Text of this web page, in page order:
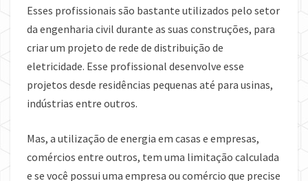
Esses profissionais são bastante utilizados pelo setor
da engenharia civil durante as suas construções, para
criar um projeto de rede de distribuição de
eletricidade. Esse profissional desenvolve esse
projetos desde residências pequenas até para usinas,
indústrias entre outros.
Mas, a utilização de energia em casas e empresas,
comércios entre outros, tem uma limitação calculada
e se você possui uma empresa ou comércio que precise